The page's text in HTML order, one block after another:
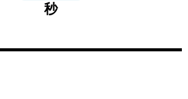
秒